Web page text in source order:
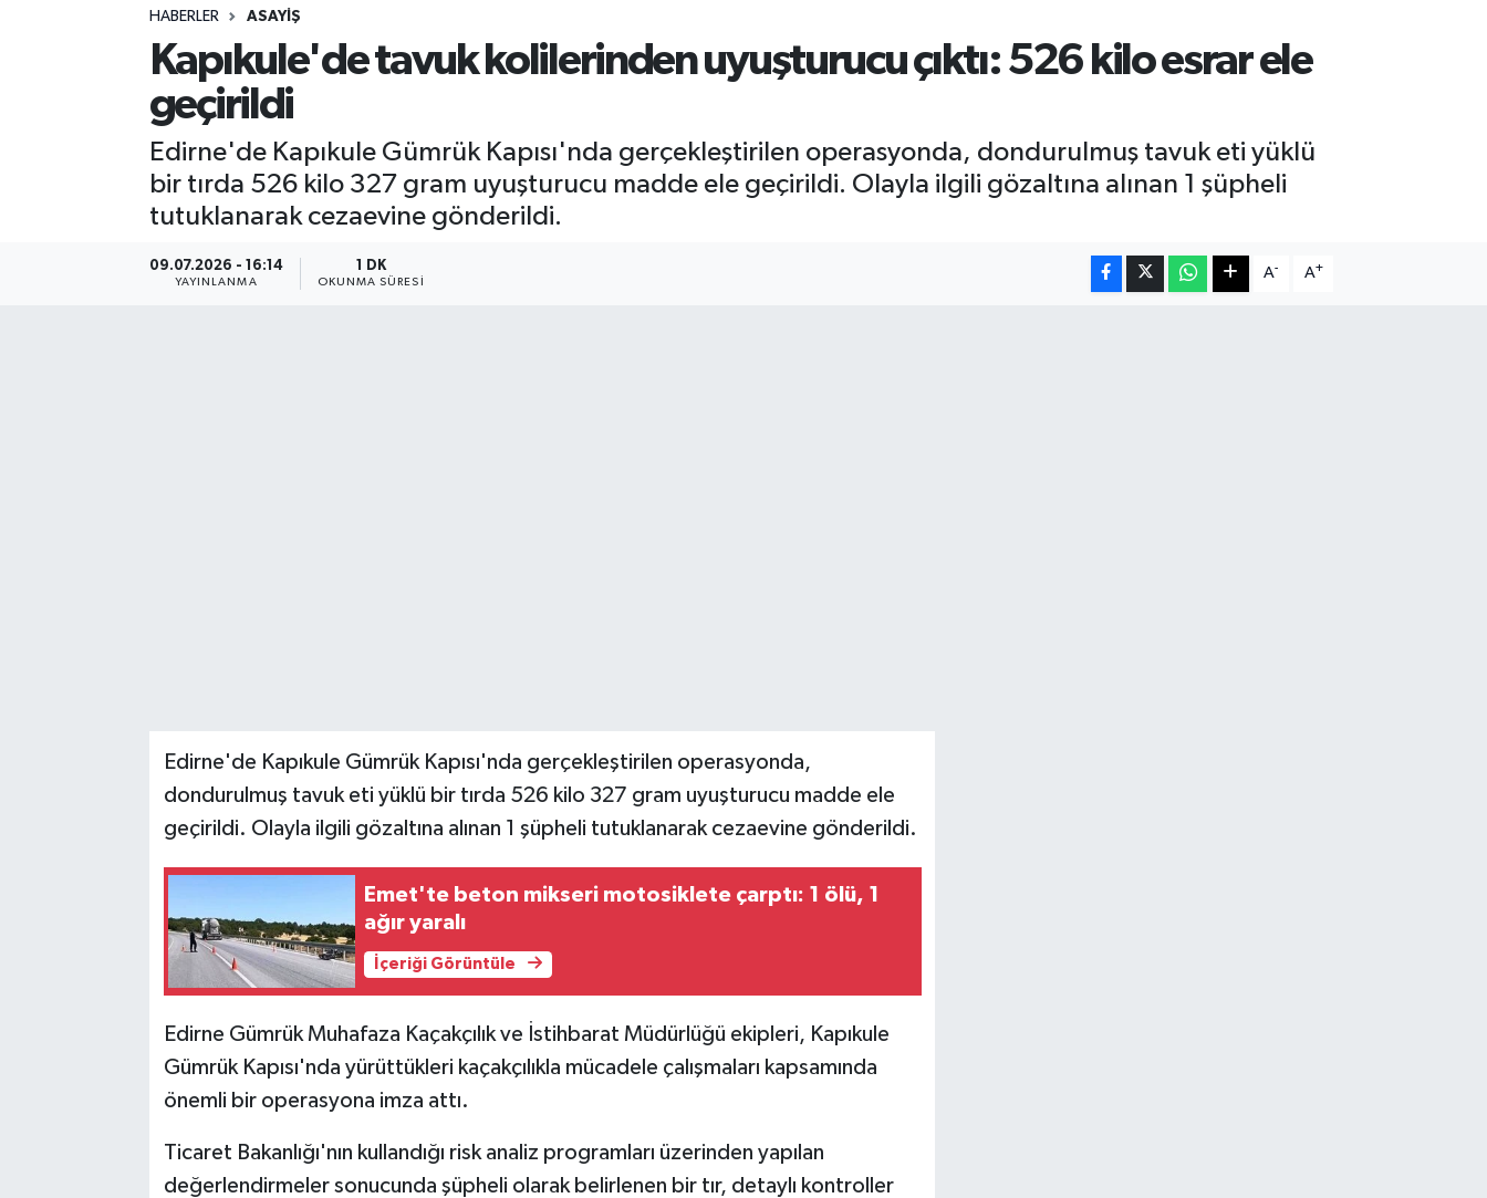
HABERLER ASAYIŞ
Kapıkule'de tavuk kolilerinden uyuşturucu çıktı: 526 kilo esrar ele
geçirildi
Edirne'de Kapıkule Gümrük Kapısı'nda gerçekleştirilen operasyonda, dondurulmuş tavuk eti yüklü
bir tırda 526 kilo 327 gram uyuşturucu madde ele geçirildi. Olayla ilgili gözaltına alınan 1 şüpheli
tutuklanarak cezaevine gönderildi.
09.07.2026 - 16:14
YAYINLANMA
1 DK
OKUNMA SÜRESI
A- A+
Edirne'de Kapıkule Gümrük Kapısı'nda gerçekleştirilen operasyonda,
dondurulmuş tavuk eti yüklü bir tırda 526 kilo 327 gram uyuşturucu madde ele
geçirildi. Olayla ilgili gözaltına alınan 1 şüpheli tutuklanarak cezaevine gönderildi.
Emet'te beton mikseri motosiklete çarptı: 1 ölü, 1
ağır yaralı
İçeriği Görüntüle
Edirne Gümrük Muhafaza Kaçakçılık ve İstihbarat Müdürlüğü ekipleri, Kapıkule
Gümrük Kapısı'nda yürüttükleri kaçakçılıkla mücadele çalışmaları kapsamında
önemli bir operasyona imza attı.
Ticaret Bakanlığı'nın kullandığı risk analiz programları üzerinden yapılan
değerlendirmeler sonucunda şüpheli olarak belirlenen bir tır, detaylı kontroller